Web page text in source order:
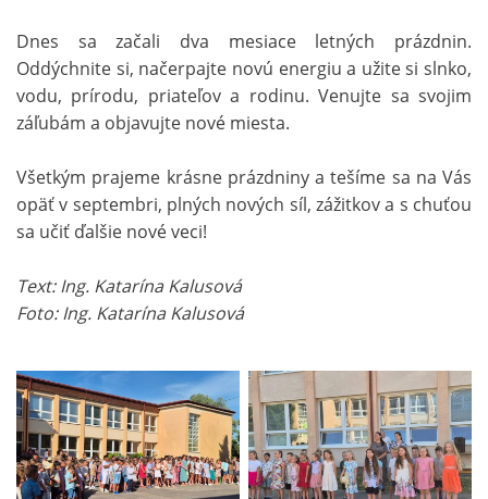
Dnes sa začali dva mesiace letných prázdnin.
Oddýchnite si, načerpajte novú energiu a užite si slnko,
vodu, prírodu, priateľov a rodinu. Venujte sa svojim
záľubám a objavujte nové miesta.
Všetkým prajeme krásne prázdniny a tešíme sa na Vás
opäť v septembri, plných nových síl, zážitkov a s chuťou
sa učiť ďalšie nové veci!
Text: Ing. Katarína Kalusová
Foto: Ing. Katarína Kalusová